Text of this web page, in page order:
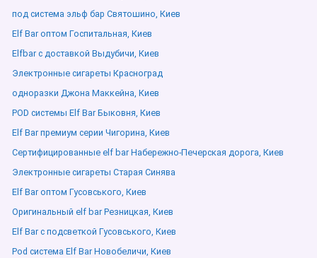
под система эльф бар Святошино, Киев
Elf Bar оптом Госпитальная, Киев
Elfbar с доставкой Выдубичи, Киев
Электронные сигареты Красноград
одноразки Джона Маккейна, Киев
POD системы Elf Bar Быковня, Киев
Elf Bar премиум серии Чигорина, Киев
Сертифицированные elf bar Набережно-Печерская дорога, Киев
Электронные сигареты Старая Синява
Elf Bar оптом Гусовського, Киев
Оригинальный elf bar Резницкая, Киев
Elf Bar с подсветкой Гусовського, Киев
Pod система Elf Bar Новобеличи, Киев